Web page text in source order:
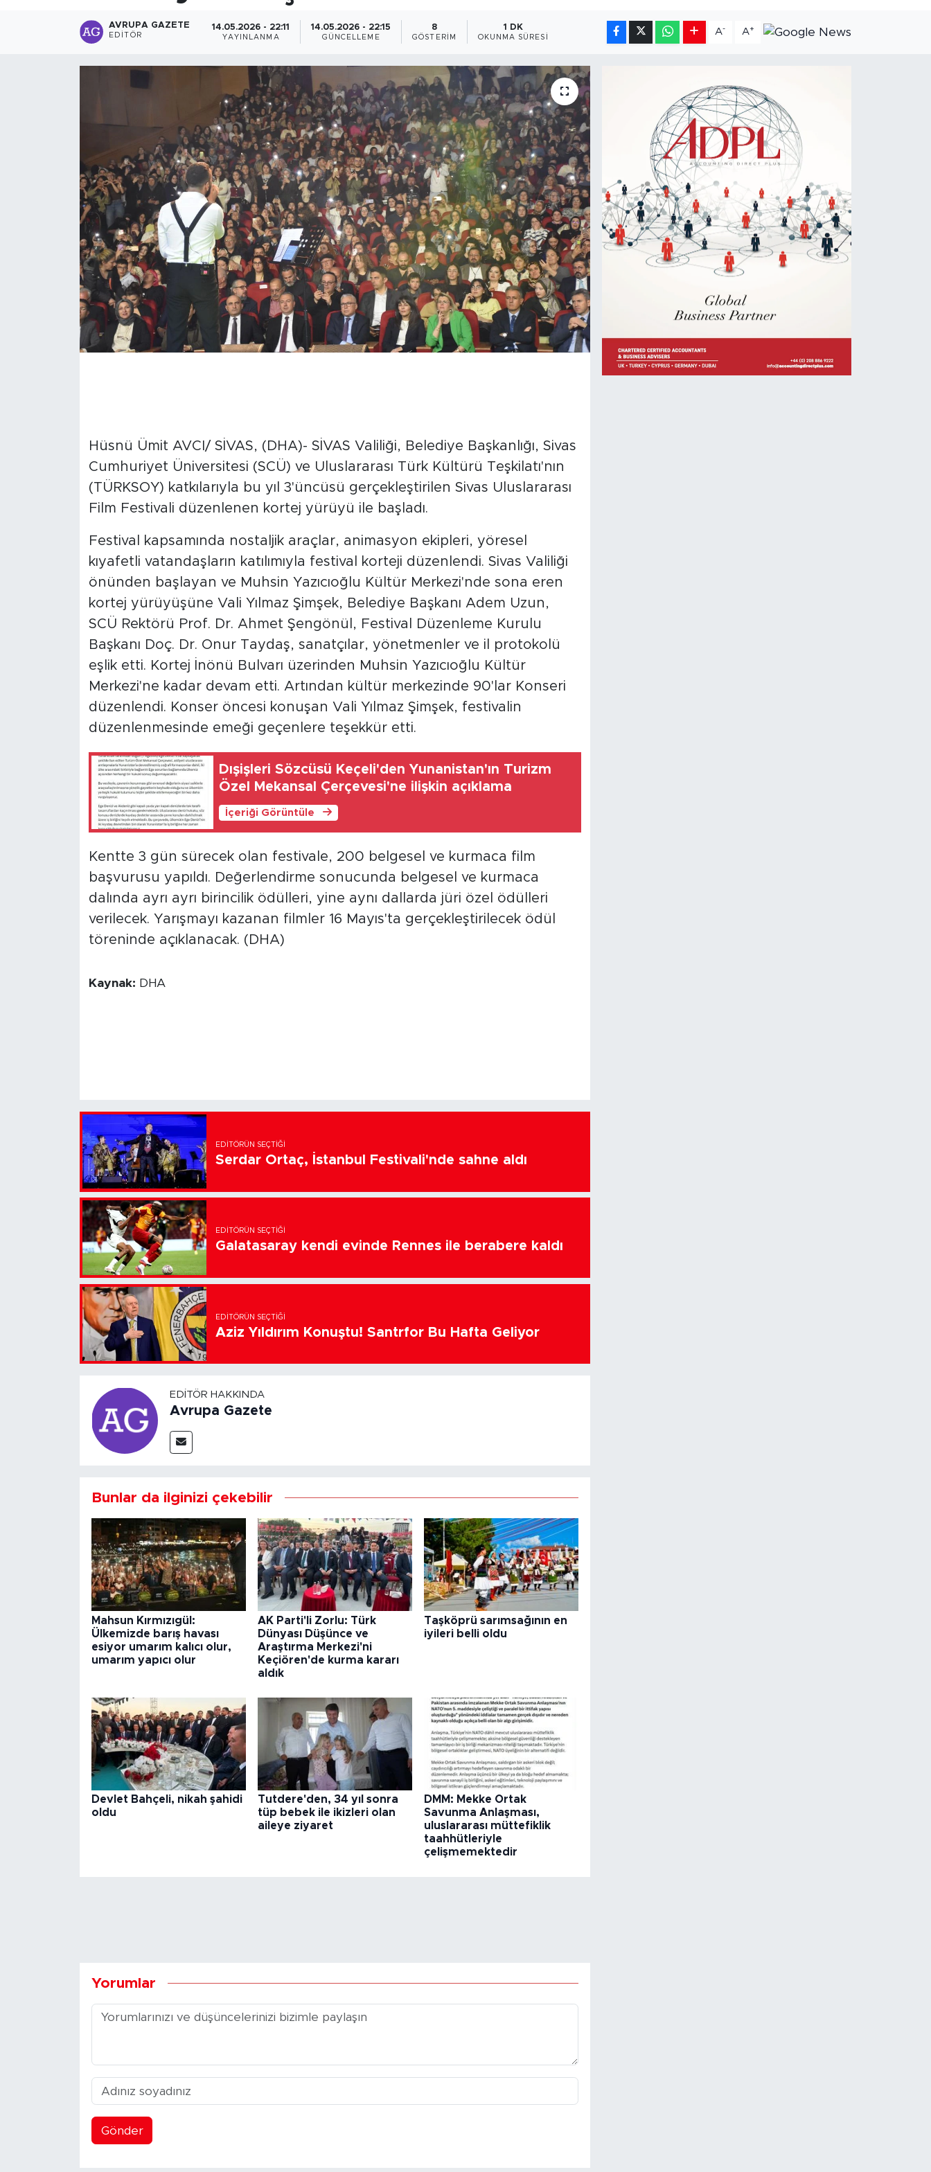
AVRUPA GAZETE
EDITÖR
14.05.2026 - 22:11
YAYINLANMA
14.05.2026 - 22:15
GÜNCELLEME
8
GÖSTERIM
1 DK
OKUNMA SÜRESI
A- A+
Hüsnü Ümit AVCI/ SİVAS, (DHA)- SİVAS Valiliği, Belediye Başkanlığı, Sivas
Cumhuriyet Üniversitesi (SCÜ) ve Uluslararası Türk Kültürü Teşkilatı'nın
(TÜRKSOY) katkılarıyla bu yıl 3'üncüsü gerçekleştirilen Sivas Uluslararası
Film Festivali düzenlenen kortej yürüyü ile başladı.
Festival kapsamında nostaljik araçlar, animasyon ekipleri, yöresel
kıyafetli vatandaşların katılımıyla festival korteji düzenlendi. Sivas Valiliği
önünden başlayan ve Muhsin Yazıcıoğlu Kültür Merkezi'nde sona eren
kortej yürüyüşüne Vali Yılmaz Şimşek, Belediye Başkanı Adem Uzun,
SCÜ Rektörü Prof. Dr. Ahmet Şengönül, Festival Düzenleme Kurulu
Başkanı Doç. Dr. Onur Taydaş, sanatçılar, yönetmenler ve il protokolü
eşlik etti. Kortej İnönü Bulvarı üzerinden Muhsin Yazıcıoğlu Kültür
Merkezi'ne kadar devam etti. Artından kültür merkezinde 90'lar Konseri
düzenlendi. Konser öncesi konuşan Vali Yılmaz Şimşek, festivalin
düzenlenmesinde emeği geçenlere teşekkür etti.
Dışişleri Sözcüsü Keçeli'den Yunanistan'ın Turizm
Özel Mekansal Çerçevesi'ne ilişkin açıklama
İçeriği Görüntüle
Kentte 3 gün sürecek olan festivale, 200 belgesel ve kurmaca film
başvurusu yapıldı. Değerlendirme sonucunda belgesel ve kurmaca
dalında ayrı ayrı birincilik ödülleri, yine aynı dallarda jüri özel ödülleri
verilecek. Yarışmayı kazanan filmler 16 Mayıs'ta gerçekleştirilecek ödül
töreninde açıklanacak. (DHA)
Kaynak: DHA
EDITÖRÜN SEÇTIĞI
Serdar Ortaç, İstanbul Festivali'nde sahne aldı
EDITÖRÜN SEÇTIĞI
Galatasaray kendi evinde Rennes ile berabere kaldı
EDITÖRÜN SEÇTIĞI
Aziz Yıldırım Konuştu! Santrfor Bu Hafta Geliyor
EDITÖR HAKKINDA
Avrupa Gazete
Bunlar da ilginizi çekebilir
Mahsun Kırmızıgül:
Ülkemizde barış havası
esiyor umarım kalıcı olur,
umarım yapıcı olur
AK Parti'li Zorlu: Türk
Dünyası Düşünce ve
Araştırma Merkezi'ni
Keçiören'de kurma kararı
aldık
Taşköprü sarımsağının en
iyileri belli oldu
Devlet Bahçeli, nikah şahidi
oldu
Tutdere'den, 34 yıl sonra
tüp bebek ile ikizleri olan
aileye ziyaret
DMM: Mekke Ortak
Savunma Anlaşması,
uluslararası müttefiklik
taahhütleriyle
çelişmemektedir
Yorumlar
Gönder